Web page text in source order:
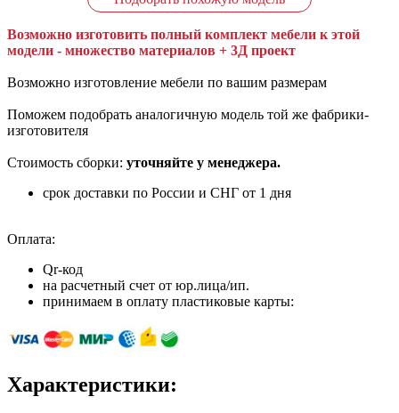
Возможно изготовить полный комплект мебели к этой
модели - множество материалов + 3Д проект
Возможно изготовление мебели по вашим размерам
Поможем подобрать аналогичную модель той же фабрики-
изготовителя
Стоимость сборки: уточняйте у менеджера.
срок доставки по России и СНГ от 1 дня
Оплата:
Qr-код
на расчетный счет от юр.лица/ип.
принимаем в оплату пластиковые карты:
Характеристики: